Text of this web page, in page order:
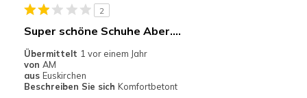
2
Super schöne Schuhe Aber….
Übermittelt 1 vor einem Jahr
von AM
aus Euskirchen
Beschreiben Sie sich Komfortbetont